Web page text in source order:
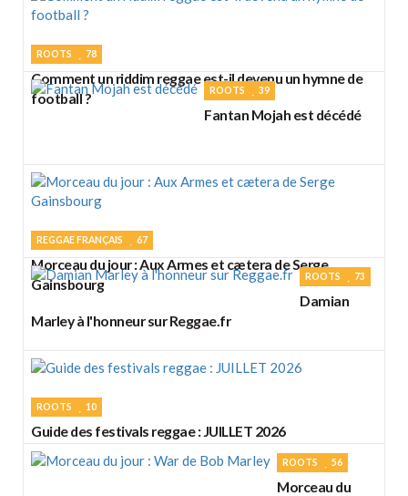
ROOTS 78
Comment un riddim reggae est-il devenu un hymne de
football ?
ROOTS 39
Fantan Mojah est décédé
REGGAE FRANÇAIS 67
Morceau du jour : Aux Armes et cætera de Serge
Gainsbourg
ROOTS 73
Damian
Marley à l'honneur sur Reggae.fr
ROOTS 10
Guide des festivals reggae : JUILLET 2026
ROOTS 56
Morceau du